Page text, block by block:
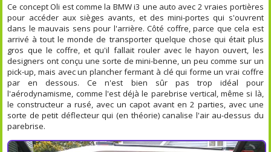
Ce concept Oli est comme la BMW i3 une auto avec 2 vraies portières
pour accéder aux sièges avants, et des mini-portes qui s'ouvrent
dans le mauvais sens pour l'arrière. Côté coffre, parce que cela est
arrivé à tout le monde de transporter quelque chose qui était plus
gros que le coffre, et qu'il fallait rouler avec le hayon ouvert, les
designers ont conçu une sorte de mini-benne, un peu comme sur un
pick-up, mais avec un plancher fermant à clé qui forme un vrai coffre
par en dessous. Ce n'est bien sûr pas trop idéal pour
l'aérodynamisme, comme l'est déjà le parebrise vertical, même si là,
le constructeur a rusé, avec un capot avant en 2 parties, avec une
sorte de petit déflecteur qui (en théorie) canalise l'air au-dessus du
parebrise.